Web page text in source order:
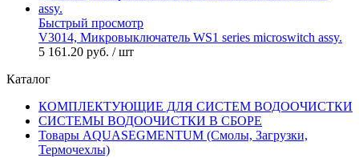
Быстрый просмотр
V3014, Микровыключатель WS1 series microswitch assy.
5 161.20 руб. / шт
Каталог
КОМПЛЕКТУЮЩИЕ ДЛЯ СИСТЕМ ВОДООЧИСТКИ
СИСТЕМЫ ВОДООЧИСТКИ В СБОРЕ
Товары AQUASEGMENTUM (Смолы, Загрузки,
Термочехлы)